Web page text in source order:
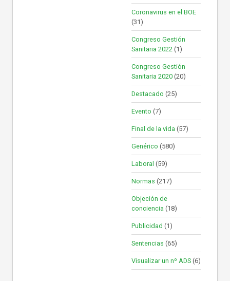
Coronavirus en el BOE
(31)
Congreso Gestión
Sanitaria 2022 (1)
Congreso Gestión
Sanitaria 2020 (20)
Destacado (25)
Evento (7)
Final de la vida (57)
Genérico (580)
Laboral (59)
Normas (217)
Objeción de
conciencia (18)
Publicidad (1)
Sentencias (65)
Visualizar un nº ADS (6)